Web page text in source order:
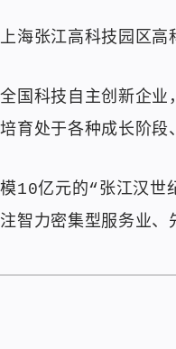
海张江高科技园区
国科技自主创新企
育处于各种成长阶
10亿元的“张江汉
智力密集型服务业